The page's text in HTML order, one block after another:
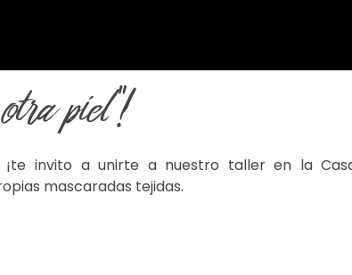
piel"!
invito a unirte a nuestro taller en la
mascaradas tejidas.